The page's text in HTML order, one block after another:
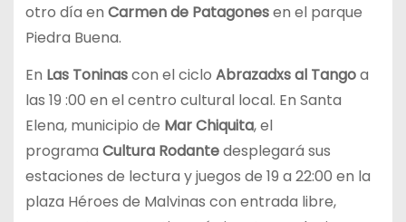
otro día en Carmen de Patagonesen el parque
Piedra Buena.
En Las Toninascon el ciclo Abrazadxs al Tangoa
las 19 :00 en el centro cultural local. En Santa
Elena, municipio de Mar Chiquita, el
programa Cultura Rodantedesplegará sus
estaciones de lectura y juegos de 19 a 22:00 en la
plaza Héroes de Malvinas con entrada libre,